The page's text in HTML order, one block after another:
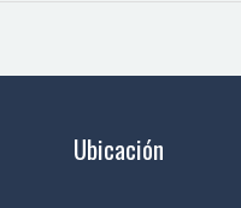
Ubicación